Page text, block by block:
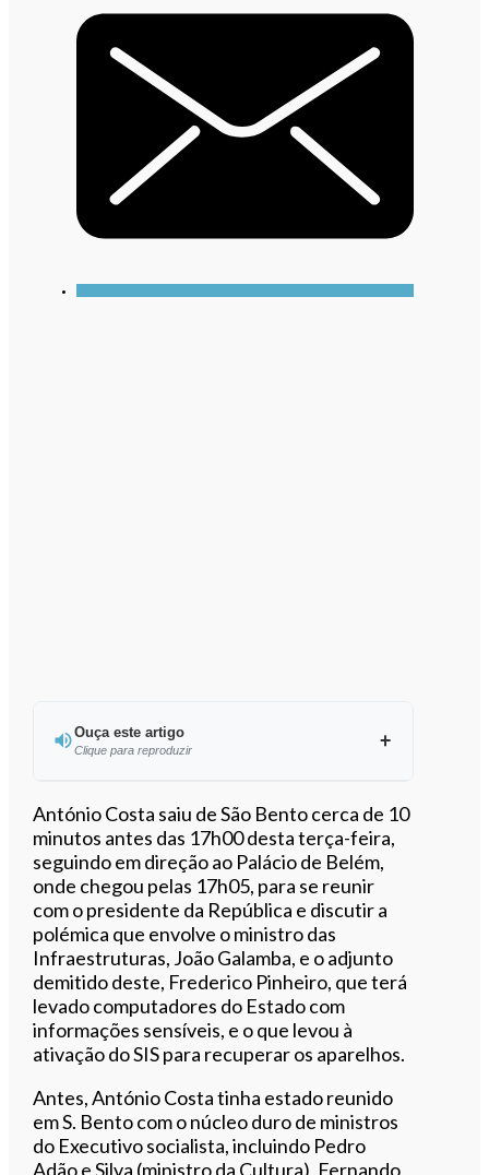
Ouça este artigo
Clique para reproduzir
Ouvir este artigo
António Costa saiu de São Bento cerca de 10
minutos antes das 17h00 desta terça-feira,
seguindo em direção ao Palácio de Belém,
onde chegou pelas 17h05, para se reunir
com o presidente da República e discutir a
polémica que envolve o ministro das
Infraestruturas, João Galamba, e o adjunto
demitido deste, Frederico Pinheiro, que terá
levado computadores do Estado com
informações sensíveis, e o que levou à
ativação do SIS para recuperar os aparelhos.
Antes, António Costa tinha estado reunido
em S. Bento com o núcleo duro de ministros
do Executivo socialista, incluindo Pedro
Adão e Silva (ministro da Cultura), Fernando